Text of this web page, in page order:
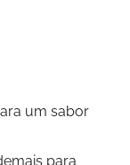
um sabor
para